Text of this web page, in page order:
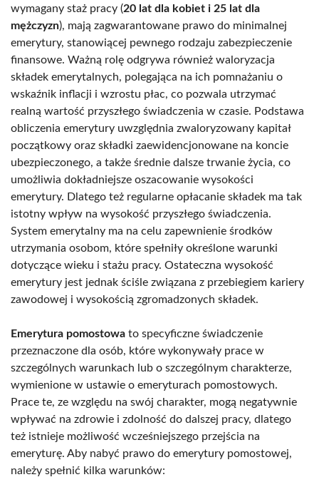
wymagany staż pracy (20 lat dla kobiet i 25 lat dla
mężczyzn), mają zagwarantowane prawo do minimalnej
emerytury, stanowiącej pewnego rodzaju zabezpieczenie
finansowe. Ważną rolę odgrywa również waloryzacja
składek emerytalnych, polegająca na ich pomnażaniu o
wskaźnik inflacji i wzrostu płac, co pozwala utrzymać
realną wartość przyszłego świadczenia w czasie. Podstawa
obliczenia emerytury uwzględnia zwaloryzowany kapitał
początkowy oraz składki zaewidencjonowane na koncie
ubezpieczonego, a także średnie dalsze trwanie życia, co
umożliwia dokładniejsze oszacowanie wysokości
emerytury. Dlatego też regularne opłacanie składek ma tak
istotny wpływ na wysokość przyszłego świadczenia.
System emerytalny ma na celu zapewnienie środków
utrzymania osobom, które spełniły określone warunki
dotyczące wieku i stażu pracy. Ostateczna wysokość
emerytury jest jednak ściśle związana z przebiegiem kariery
zawodowej i wysokością zgromadzonych składek.
Emerytura pomostowa to specyficzne świadczenie
przeznaczone dla osób, które wykonywały prace w
szczególnych warunkach lub o szczególnym charakterze,
wymienione w ustawie o emeryturach pomostowych.
Prace te, ze względu na swój charakter, mogą negatywnie
wpływać na zdrowie i zdolność do dalszej pracy, dlatego
też istnieje możliwość wcześniejszego przejścia na
emeryturę. Aby nabyć prawo do emerytury pomostowej,
należy spełnić kilka warunków: